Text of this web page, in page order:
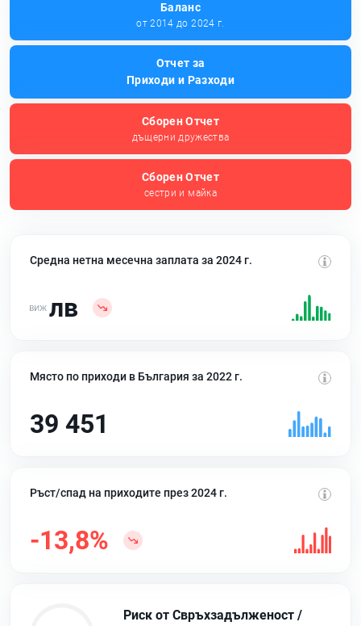
Баланс
от 2014 до 2024 г.
Отчет за
Приходи и Разходи
Сборен Отчет
дъщерни дружества
Сборен Отчет
сестри и майка
Средна нетна месечна заплата за 2024 г.
лв
Място по приходи в България за 2022 г.
39 451
Ръст/спад на приходите през 2024 г.
-13,8%
Риск от Свръхзадълженост /